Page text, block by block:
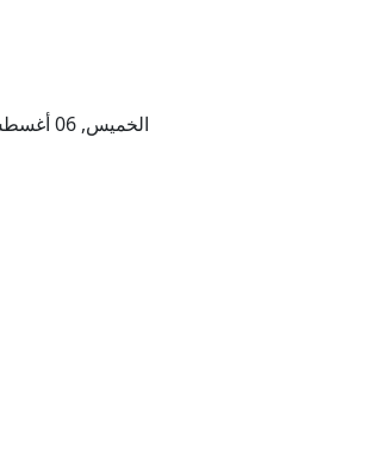
الخميس, 06 أغسطس 2026 – 23 صفر 1448 هـ